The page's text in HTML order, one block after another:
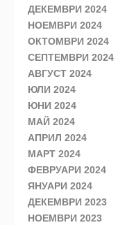
ДЕКЕМВРИ 2024
НОЕМВРИ 2024
ОКТОМВРИ 2024
СЕПТЕМВРИ 2024
АВГУСТ 2024
ЮЛИ 2024
ЮНИ 2024
МАЙ 2024
АПРИЛ 2024
МАРТ 2024
ФЕВРУАРИ 2024
ЯНУАРИ 2024
ДЕКЕМВРИ 2023
НОЕМВРИ 2023